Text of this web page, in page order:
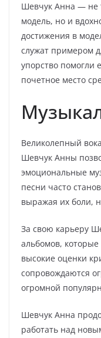
Шевчук Анна — не
модель, но и
достижения в
служат примером
упорство помогли
почетное место
Великолепный
Шевчук Анны
эмоциональные
песни часто
выражая их боли,
За свою карьеру
альбомов,
высокие оценки
сопровождаются
огромной
Шевчук Анна
работать над